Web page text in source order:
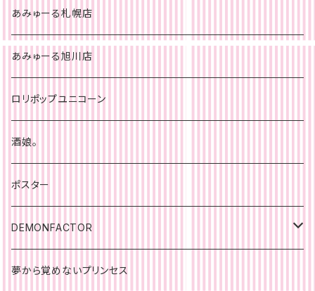
あみゅーる札幌店
あみゅーる旭川店
ロリポップユニコーン
酒娘。
ポスター
DEMONFACTOR
ポスター
夢から覚めないプリンセス